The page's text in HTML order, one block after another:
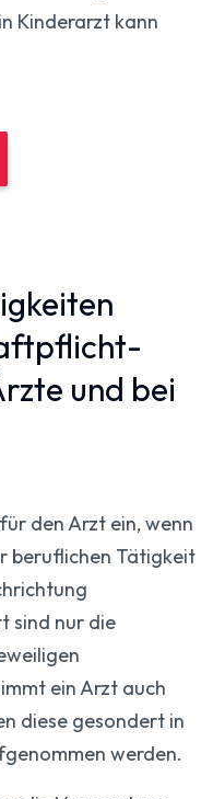
Kinderarzt kann
und bei
den Arzt ein, wenn
beruflichen Tätigkeit
sind nur die
ein Arzt auch
diese gesondert in
werden.